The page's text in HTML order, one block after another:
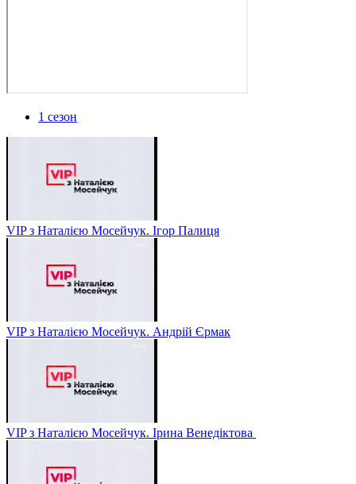
1 сезон
VIP з Наталією Мосейчук. Ігор Палиця
VIP з Наталією Мосейчук. Андрій Єрмак
VIP з Наталією Мосейчук. Ірина Венедіктова